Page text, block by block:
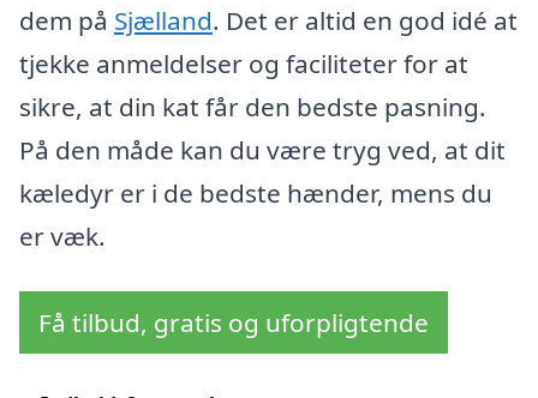
dem på Sjælland. Det er altid en god idé at
tjekke anmeldelser og faciliteter for at
sikre, at din kat får den bedste pasning.
På den måde kan du være tryg ved, at dit
kæledyr er i de bedste hænder, mens du
er væk.
Få tilbud, gratis og uforpligtende